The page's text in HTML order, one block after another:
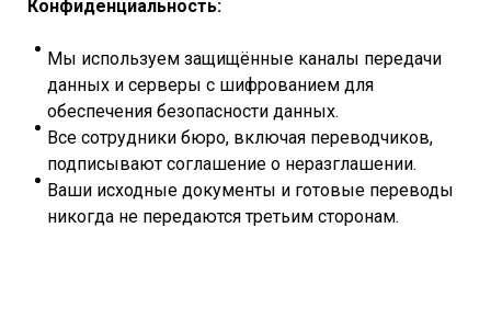
Конфиденциальность:
Мы используем защищённые каналы передачи
данных и серверы с шифрованием для
обеспечения безопасности данных.
Все сотрудники бюро, включая переводчиков,
подписывают соглашение о неразглашении.
Ваши исходные документы и готовые переводы
никогда не передаются третьим сторонам.